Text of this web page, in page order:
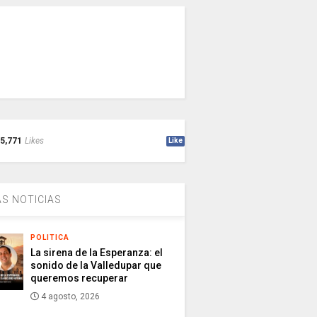
5,771 Likes Like
NOTICIAS
POLITICA
La sirena de la Esperanza: el
sonido de la Valledupar que
queremos recuperar
4 agosto, 2026